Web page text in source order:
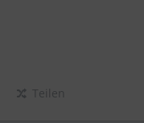
Teilen